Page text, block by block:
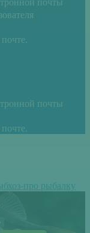
почты
почты
про рыбалку